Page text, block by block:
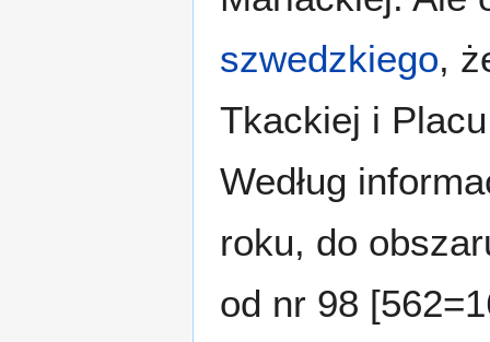
szwedzkiego,
Tkackiej i
Według
roku, do
od nr 98